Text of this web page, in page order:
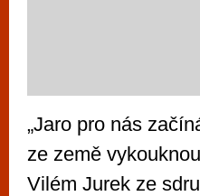
„Jaro pro nás
ze země
Vilém Jurek ze